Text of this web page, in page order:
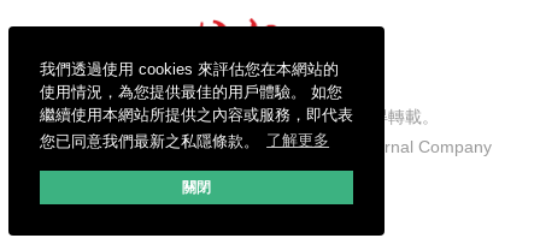
我們透過使用 cookies 來評估您在本網站的
使用情況，為您提供最佳的用戶體驗。 如您
繼續使用本網站所提供之內容或服務，即代表
您已同意我們最新之私隱條款。
了解更多
關閉
信報財經新聞有限公司版權所有，不得轉載。
Copyright © 2026 Hong Kong Economic Journal Company
Limited. All rights reserved.